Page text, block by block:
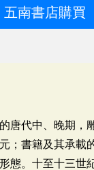
五南書店購買
唐代中、晚期，
；書籍及其承載
態。十至十三世